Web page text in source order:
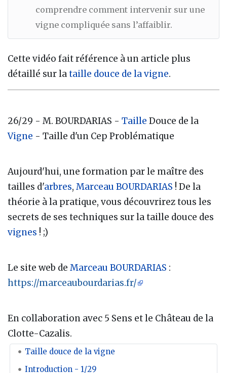
comprendre comment intervenir sur une
vigne compliquée sans l’affaiblir.
Cette vidéo fait référence à un article plus
détaillé sur lataille douce de la vigne.
26/29 - M. BOURDARIAS - Taille Douce de la
Vigne - Taille d'un Cep Problématique
Aujourd'hui, une formation par le maître des
tailles d'arbres, Marceau BOURDARIAS ! De la
théorie à la pratique, vous découvrirez tous les
secrets de ses techniques sur la taille douce des
vignes ! ;)
Le site web de Marceau BOURDARIAS :
https://marceaubourdarias.fr/
En collaboration avec 5 Sens et le Château de la
Clotte-Cazalis.
Taille douce de la vigne
Introduction - 1/29